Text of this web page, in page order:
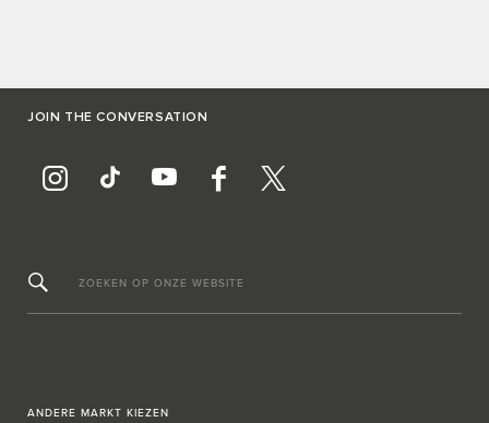
JOIN THE CONVERSATION
ZOEKEN OP ONZE WEBSITE
ANDERE MARKT KIEZEN